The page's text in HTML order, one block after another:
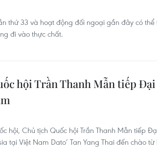
thứ 33 và hoạt động đối ngoại gần đây có thể
đi vào thực chất.
hội Trần Thanh Mẫn tiếp
hội, Chủ tịch Quốc hội Trần Thanh Mẫn tiếp
tại Việt Nam Dato’ Tan Yang Thai đến chào từ